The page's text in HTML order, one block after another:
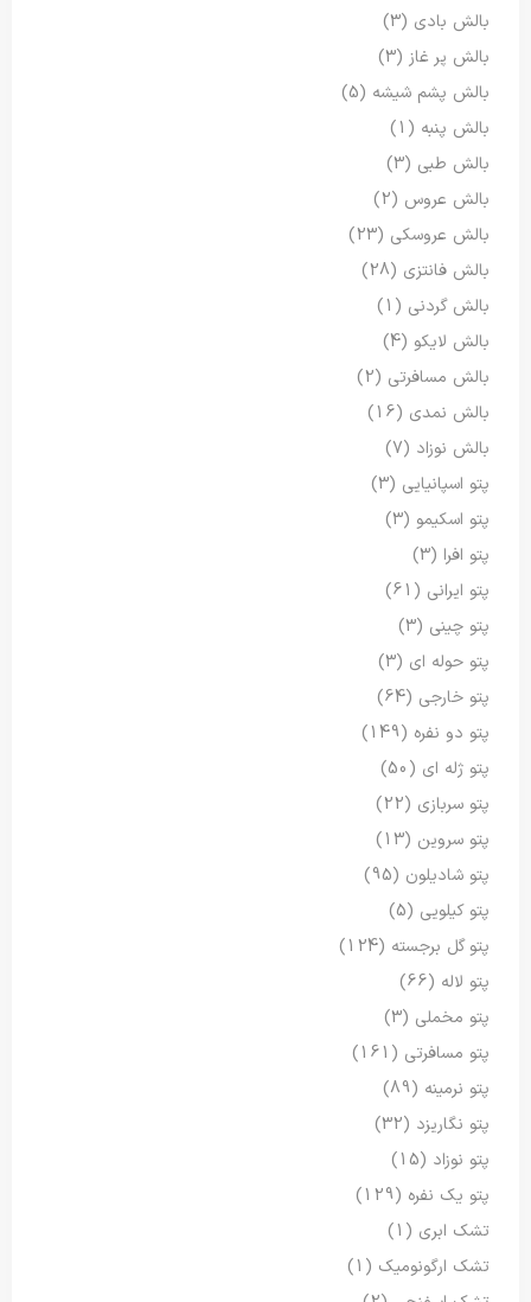
بالش بادی (3)
بالش پر غاز (3)
بالش پشم شیشه (5)
بالش پنبه (1)
بالش طبی (3)
بالش عروس (2)
بالش عروسکی (23)
بالش فانتزی (28)
بالش گردنی (1)
بالش لایکو (4)
بالش مسافرتی (2)
بالش نمدی (16)
بالش نوزاد (7)
پتو اسپانیایی (3)
پتو اسکیمو (3)
پتو افرا (3)
پتو ایرانی (61)
پتو چینی (3)
پتو حوله ای (3)
پتو خارجی (64)
پتو دو نفره (149)
پتو ژله ای (50)
پتو سربازی (22)
پتو سروین (13)
پتو شادیلون (95)
پتو کیلویی (5)
پتو گل برجسته (124)
پتو لاله (66)
پتو مخملی (3)
پتو مسافرتی (161)
پتو نرمینه (89)
پتو نگاریزد (32)
پتو نوزاد (15)
پتو یک نفره (129)
تشک ابری (1)
تشک ارگونومیک (1)